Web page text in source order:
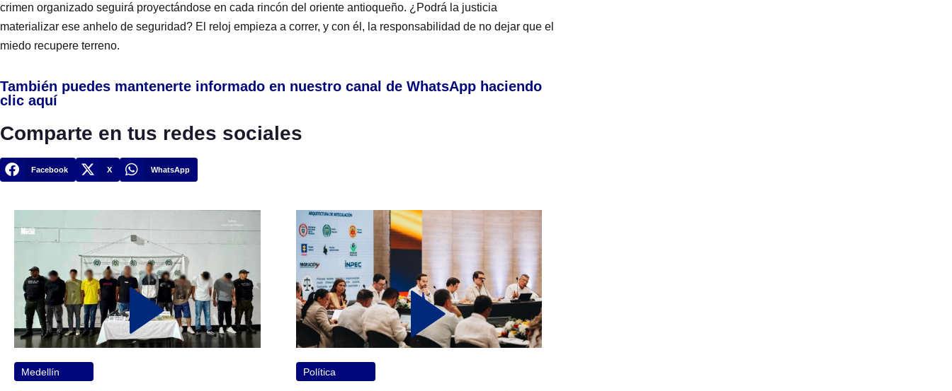
crimen organizado seguirá proyectándose en cada rincón del oriente antioqueño. ¿Podrá la justicia
materializar ese anhelo de seguridad? El reloj empieza a correr, y con él, la responsabilidad de no dejar que el
miedo recupere terreno.
También puedes mantenerte informado en nuestro canal de WhatsApp haciendo
clic aquí
Comparte en tus redes sociales
Facebook X WhatsApp
Medellín Política